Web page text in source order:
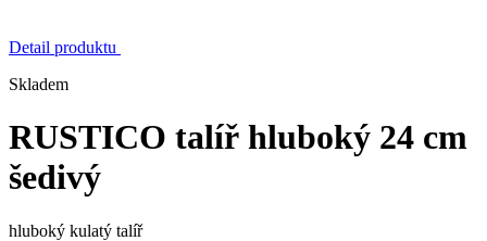
Detail produktu
Skladem
RUSTICO talíř hluboký 24 cm
šedivý
hluboký kulatý talíř